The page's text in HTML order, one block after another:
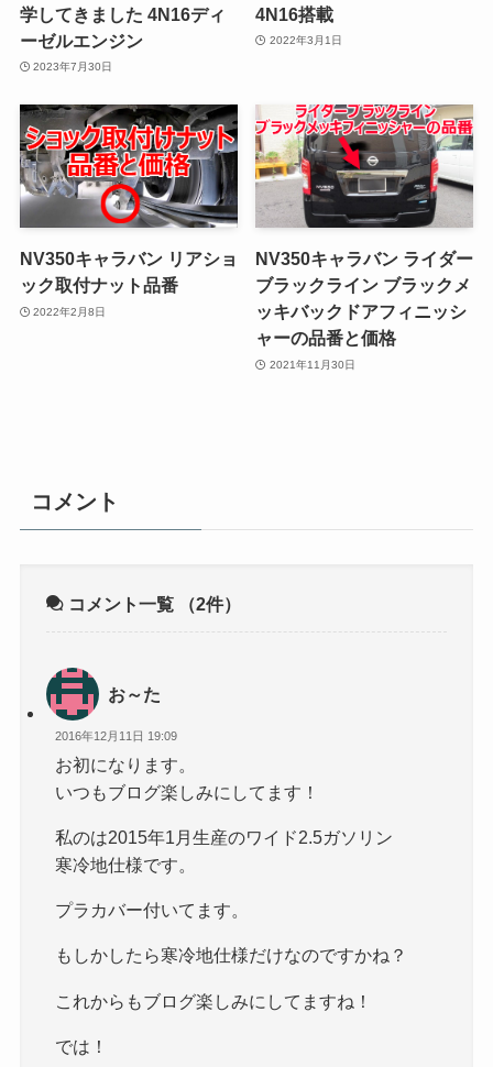
学してきました 4N16ディ
ーゼルエンジン
2023年7月30日
4N16搭載
2022年3月1日
NV350キャラバン リアショ
ック取付ナット品番
2022年2月8日
NV350キャラバン ライダー
ブラックライン ブラックメ
ッキバックドアフィニッシ
ャーの品番と価格
2021年11月30日
コメント
コメント一覧 （2件）
お～た
2016年12月11日 19:09
お初になります。
いつもブログ楽しみにしてます！
私のは2015年1月生産のワイド2.5ガソリン
寒冷地仕様です。
プラカバー付いてます。
もしかしたら寒冷地仕様だけなのですかね？
これからもブログ楽しみにしてますね！
では！